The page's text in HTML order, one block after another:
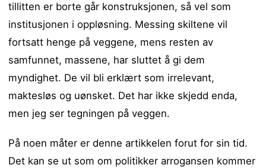
tillitten er borte går konstruksjonen, så vel som
institusjonen i oppløsning. Messing skiltene vil
fortsatt henge på veggene, mens resten av
samfunnet, massene, har sluttet å gi dem
myndighet. De vil bli erklært som irrelevant,
maktesløs og uønsket. Det har ikke skjedd enda,
men jeg ser tegningen på veggen.
På noen måter er denne artikkelen forut for sin tid.
Det kan se ut som om politikker arrogansen kommer